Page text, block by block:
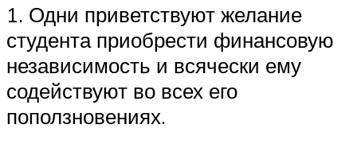
1.​ Одни приветствуют желание
студента приобрести финансовую
независимость и всячески ему
содействуют во всех его
поползновениях.